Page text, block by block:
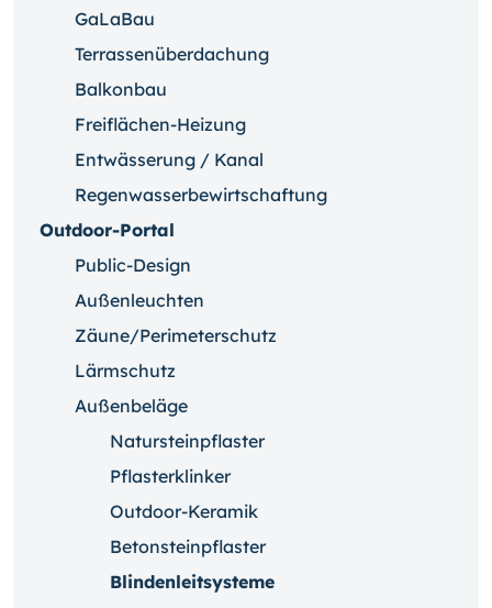
GaLaBau
Terrassenüberdachung
Balkonbau
Freiflächen-Heizung
Entwässerung / Kanal
Regenwasserbewirtschaftung
Outdoor-Portal
Public-Design
Außenleuchten
Zäune/Perimeterschutz
Lärmschutz
Außenbeläge
Natursteinpflaster
Pflasterklinker
Outdoor-Keramik
Betonsteinpflaster
Blindenleitsysteme